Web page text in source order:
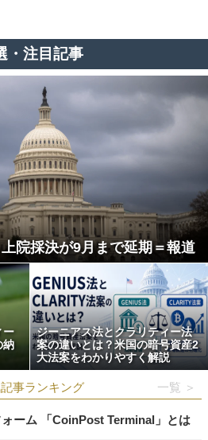
・注目記事
院採決が9月まで延期＝報道
ー
納
ジーニアス法とクラリティー法
案の違いとは？米国の暗号資産2
大法案をわかりやすく解説
記事ランキング 一覧 ＞
ーム 「CoinPost Terminal」とは